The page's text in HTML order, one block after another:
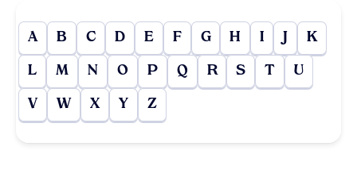
A B C D E F G H I J K
L M N O P Q R S T U
V W X Y Z